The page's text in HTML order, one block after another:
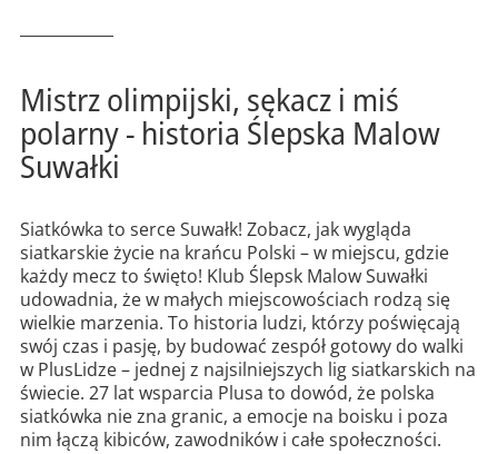
Mistrz olimpijski, sękacz i miś
polarny - historia Ślepska Malow
Suwałki
Siatkówka to serce Suwałk! Zobacz, jak wygląda
siatkarskie życie na krańcu Polski – w miejscu, gdzie
każdy mecz to święto! Klub Ślepsk Malow Suwałki
udowadnia, że w małych miejscowościach rodzą się
wielkie marzenia. To historia ludzi, którzy poświęcają
swój czas i pasję, by budować zespół gotowy do walki
w PlusLidze – jednej z najsilniejszych lig siatkarskich na
świecie. 27 lat wsparcia Plusa to dowód, że polska
siatkówka nie zna granic, a emocje na boisku i poza
nim łączą kibiców, zawodników i całe społeczności.